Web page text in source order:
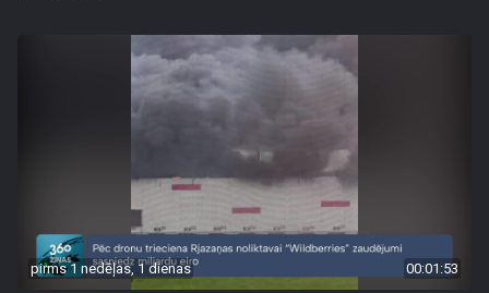
pirms 1 nedēļas, 1 dienas 00:01:53